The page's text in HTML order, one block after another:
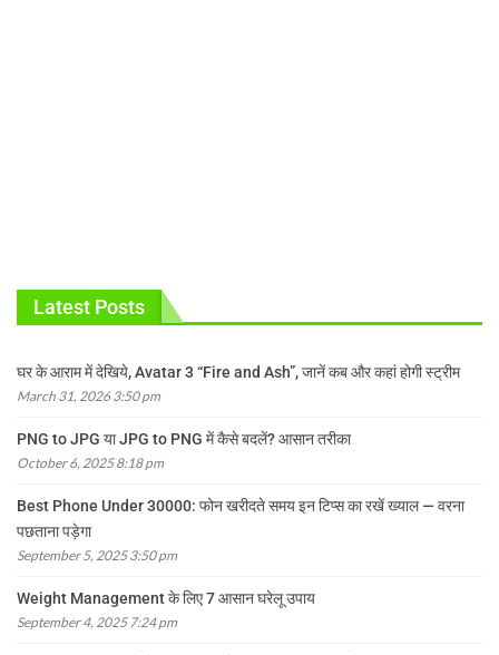
Latest Posts
घर के आराम में देखिये, Avatar 3 “Fire and Ash”, जानें कब और कहां होगी स्ट्रीम
March 31, 2026 3:50 pm
PNG to JPG या JPG to PNG में कैसे बदलें? आसान तरीका
October 6, 2025 8:18 pm
Best Phone Under 30000: फोन खरीदते समय इन टिप्स का रखें ख्याल — वरना
पछताना पड़ेगा
September 5, 2025 3:50 pm
Weight Management के लिए 7 आसान घरेलू उपाय
September 4, 2025 7:24 pm